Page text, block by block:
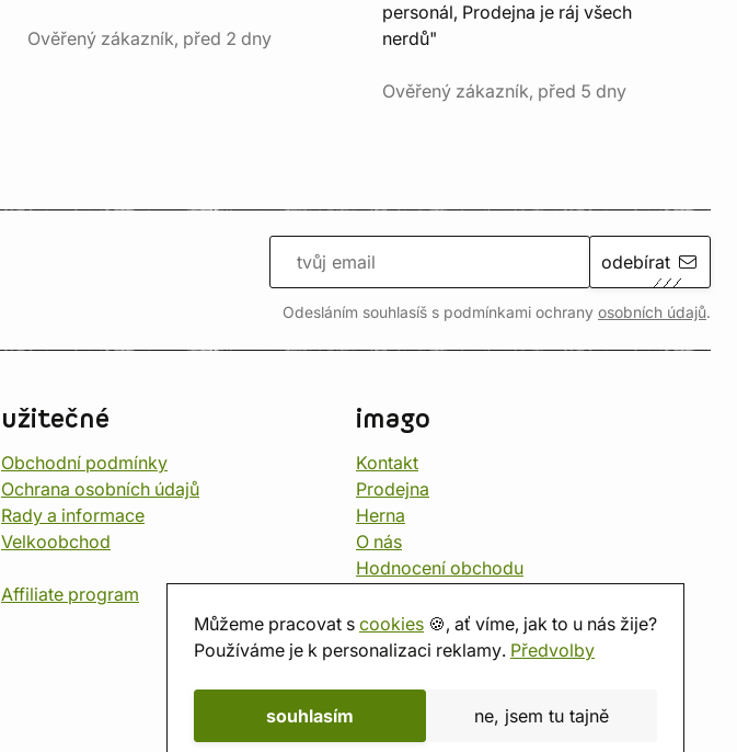
Můžeme pracovat s cookies 🍪, ať víme, jak to u nás žije?
Používáme je k personalizaci reklamy. Předvolby
souhlasím ne, jsem tu tajně
Ověřený zákazník, před 2 dny
personál, Prodejna je ráj všech
nerdů"
Ověřený zákazník, před 5 dny
odebírat
Odesláním souhlasíš s podmínkami ochrany osobních údajů.
užitečné
Obchodní podmínky
Ochrana osobních údajů
Rady a informace
Velkoobchod
Affiliate program
imago
Kontakt
Prodejna
Herna
O nás
Hodnocení obchodu
Kalendář
imago.blog